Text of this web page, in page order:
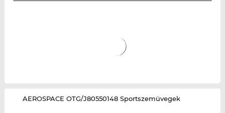
‌AEROSPACE OTG/J80550148 Sportszemüvegek